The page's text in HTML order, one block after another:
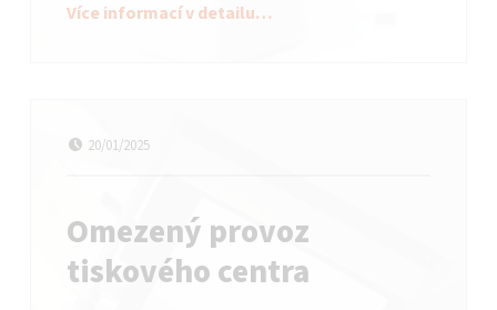
Více informací v detailu…
Datum publikování
20/01/2025
Omezený provoz
tiskového centra